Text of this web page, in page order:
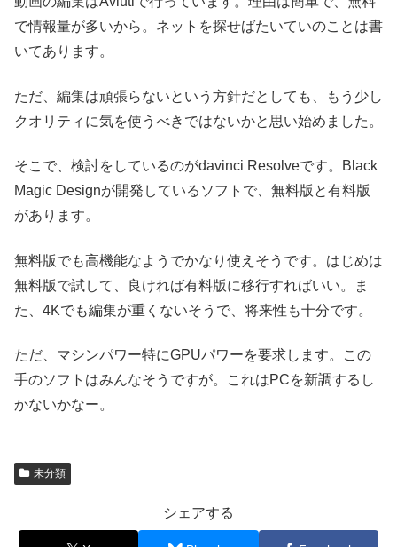
で情報量が多いから。ネットを探せばたいていのことは書
いてあります。
ただ、編集は頑張らないという方針だとしても、もう少し
クオリティに気を使うべきではないかと思い始めました。
そこで、検討をしているのがdavinci Resolveです。Black
Magic Designが開発しているソフトで、無料版と有料版
があります。
無料版でも高機能なようでかなり使えそうです。はじめは
無料版で試して、良ければ有料版に移行すればいい。ま
た、4Kでも編集が重くないそうで、将来性も十分です。
ただ、マシンパワー特にGPUパワーを要求します。この
手のソフトはみんなそうですが。これはPCを新調するし
かないかなー。
未分類
シェアする